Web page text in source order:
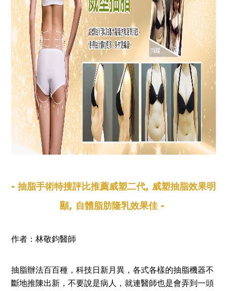
- 抽脂手術特搜評比推薦威塑二代, 威塑抽脂效果明
顯, 自體脂肪隆乳效果佳 -
作者：林敬鈞醫師
抽脂辦法百百種，科技日新月異，各式各樣的抽脂機器不
斷地推陳出新，不要說是病人，就連醫師也是會弄到一頭